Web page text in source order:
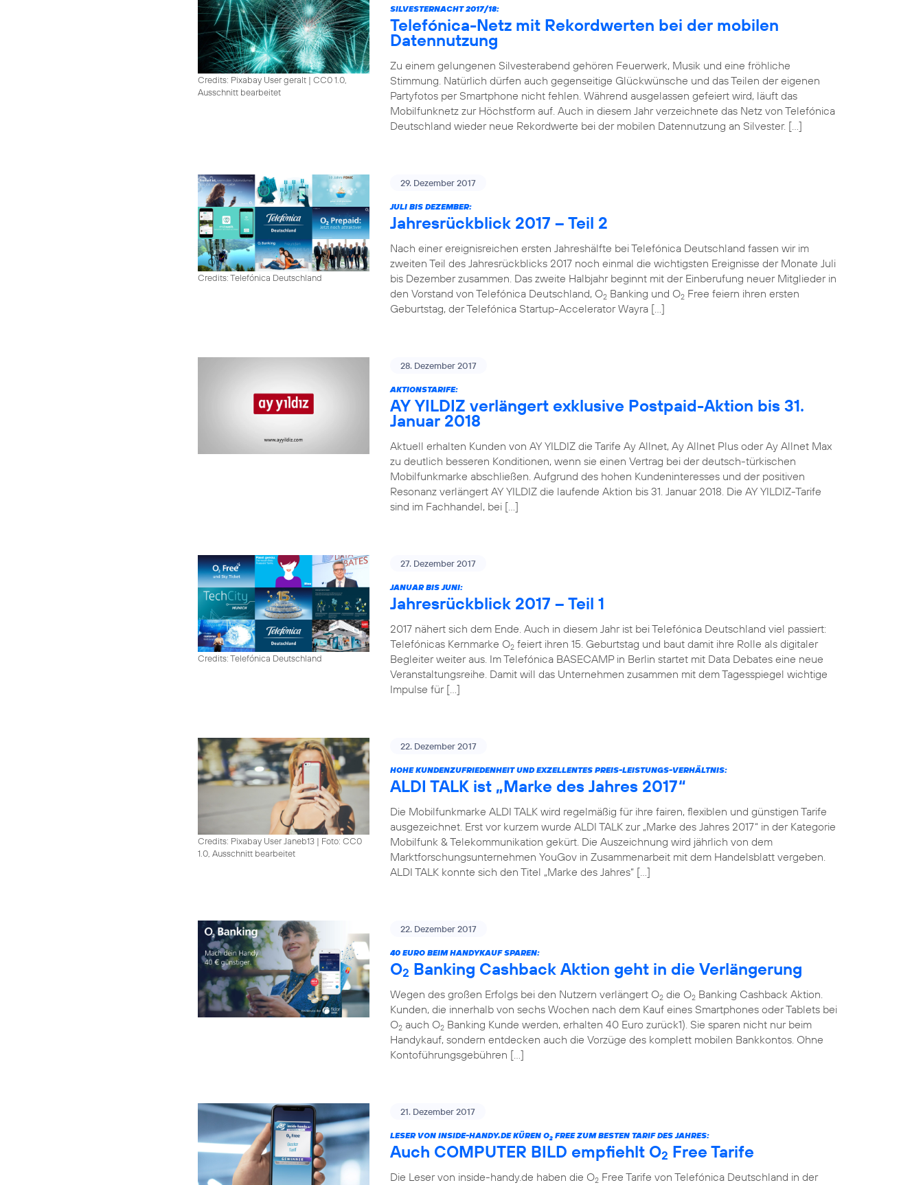
Credits: Pixabay User geralt | CC0 1.0,
Ausschnitt bearbeitet
SILVESTERNACHT 2017/18:
Telefónica-Netz mit Rekordwerten bei der mobilen
Datennutzung
Zu einem gelungenen Silvesterabend gehören Feuerwerk, Musik und eine fröhliche
Stimmung. Natürlich dürfen auch gegenseitige Glückwünsche und das Teilen der eigenen
Partyfotos per Smartphone nicht fehlen. Während ausgelassen gefeiert wird, läuft das
Mobilfunknetz zur Höchstform auf. Auch in diesem Jahr verzeichnete das Netz von Telefónica
Deutschland wieder neue Rekordwerte bei der mobilen Datennutzung an Silvester. […]
Credits: Telefónica Deutschland
29. Dezember 2017
JULI BIS DEZEMBER:
Jahresrückblick 2017 – Teil 2
Nach einer ereignisreichen ersten Jahreshälfte bei Telefónica Deutschland fassen wir im
zweiten Teil des Jahresrückblicks 2017 noch einmal die wichtigsten Ereignisse der Monate Juli
bis Dezember zusammen. Das zweite Halbjahr beginnt mit der Einberufung neuer Mitglieder in
den Vorstand von Telefónica Deutschland, O2 Banking und O2 Free feiern ihren ersten
Geburtstag, der Telefónica Startup-Accelerator Wayra […]
28. Dezember 2017
AKTIONSTARIFE:
AY YILDIZ verlängert exklusive Postpaid-Aktion bis 31.
Januar 2018
Aktuell erhalten Kunden von AY YILDIZ die Tarife Ay Allnet, Ay Allnet Plus oder Ay Allnet Max
zu deutlich besseren Konditionen, wenn sie einen Vertrag bei der deutsch-türkischen
Mobilfunkmarke abschließen. Aufgrund des hohen Kundeninteresses und der positiven
Resonanz verlängert AY YILDIZ die laufende Aktion bis 31. Januar 2018. Die AY YILDIZ-Tarife
sind im Fachhandel, bei […]
Credits: Telefónica Deutschland
27. Dezember 2017
JANUAR BIS JUNI:
Jahresrückblick 2017 – Teil 1
2017 nähert sich dem Ende. Auch in diesem Jahr ist bei Telefónica Deutschland viel passiert:
Telefónicas Kernmarke O2 feiert ihren 15. Geburtstag und baut damit ihre Rolle als digitaler
Begleiter weiter aus. Im Telefónica BASECAMP in Berlin startet mit Data Debates eine neue
Veranstaltungsreihe. Damit will das Unternehmen zusammen mit dem Tagesspiegel wichtige
Impulse für […]
Credits: Pixabay User Janeb13 | Foto: CC0
1.0, Ausschnitt bearbeitet
22. Dezember 2017
HOHE KUNDENZUFRIEDENHEIT UND EXZELLENTES PREIS-LEISTUNGS-VERHÄLTNIS:
ALDI TALK ist „Marke des Jahres 2017“
Die Mobilfunkmarke ALDI TALK wird regelmäßig für ihre fairen, flexiblen und günstigen Tarife
ausgezeichnet. Erst vor kurzem wurde ALDI TALK zur „Marke des Jahres 2017“ in der Kategorie
Mobilfunk & Telekommunikation gekürt. Die Auszeichnung wird jährlich von dem
Marktforschungsunternehmen YouGov in Zusammenarbeit mit dem Handelsblatt vergeben.
ALDI TALK konnte sich den Titel „Marke des Jahres“ […]
22. Dezember 2017
40 EURO BEIM HANDYKAUF SPAREN:
O2 Banking Cashback Aktion geht in die Verlängerung
Wegen des großen Erfolgs bei den Nutzern verlängert O2 die O2 Banking Cashback Aktion.
Kunden, die innerhalb von sechs Wochen nach dem Kauf eines Smartphones oder Tablets bei
O2 auch O2 Banking Kunde werden, erhalten 40 Euro zurück1). Sie sparen nicht nur beim
Handykauf, sondern entdecken auch die Vorzüge des komplett mobilen Bankkontos. Ohne
Kontoführungsgebühren […]
21. Dezember 2017
LESER VON INSIDE-HANDY.DE KÜREN O2 FREE ZUM BESTEN TARIF DES JAHRES:
Auch COMPUTER BILD empfiehlt O2 Free Tarife
Die Leser von inside-handy.de haben die O2 Free Tarife von Telefónica Deutschland in der